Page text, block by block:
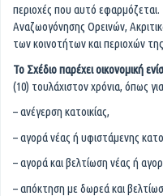
περιοχές που αυτό εφαρμόζεται.
Αναζωογόνησης Ορεινών,
των κοινοτήτων και περιοχών
Το Σχέδιο παρέχει οικονομική
(10) τουλάχιστον χρόνια, όπως
– ανέγερση κατοικίας,
– αγορά νέας ή υφιστάμενης
– αγορά και βελτίωση νέας ή
– απόκτηση με δωρεά και